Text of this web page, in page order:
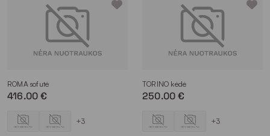
dalies pločiu, tiek aukščiu. Priešingu atveju, jas gali būti sunku
patraukti ir nepatogu naudoti. Verta atsižvelgti ir į tai, kad
nestandartinių formų sėdimus baldus, pavyzdžiui, apvalius,
sutalpinti sudėtingiau nei stačiakampio formos.
išlaikyti proporcijas – būtent tai leis sukurti harmoningai
atrodantį interjerą. Bene lengviausias būdas tai įgyvendinti –
įvertinti kitus kambaryje esančius baldus.
ROMA sofutė
416.00 €
+3
TORINO kėdė
250.00 €
+3